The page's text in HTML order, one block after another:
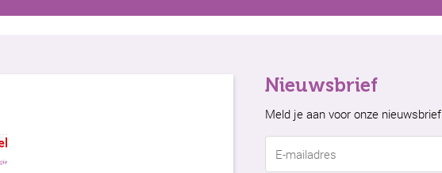
Nieuwsbrief
Meld je aan voor onze nieuwsbrief